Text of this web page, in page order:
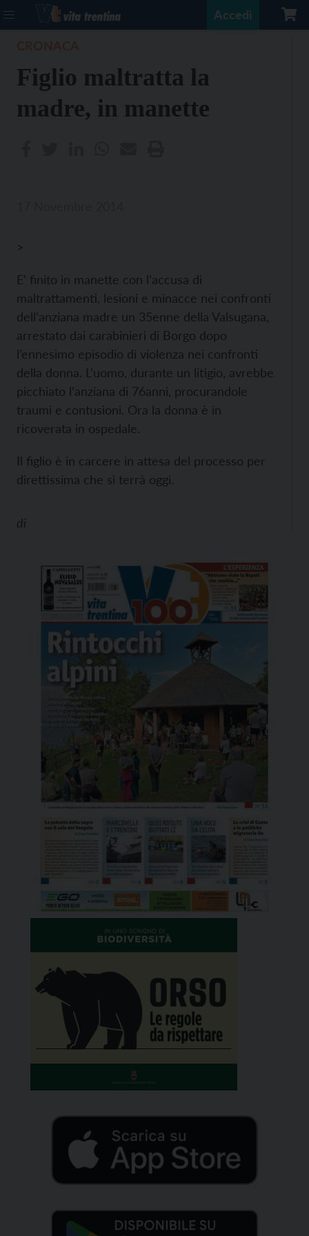
Accedi
Figlio maltratta la
madre, in manette
>
E’ finito in manette con l’accusa di
maltrattamenti, lesioni e minacce nei confronti
dell’anziana madre un 35enne della Valsugana,
arrestato dai carabinieri di Borgo dopo
l’ennesimo episodio di violenza nei confronti
della donna. L’uomo, durante un litigio, avrebbe
picchiato l’anziana di 76anni, procurandole
traumi e contusioni. Ora la donna è in
ricoverata in ospedale.
Il figlio è in carcere in attesa del processo per
direttissima che si terrà oggi.
di